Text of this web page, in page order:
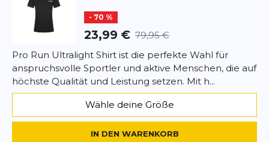
- 70 %
23,99 € 79,95 €
Pro Run Ultralight Shirt ist die perfekte Wahl für
anspruchsvolle Sportler und aktive Menschen, die auf
höchste Qualität und Leistung setzen. Mit h...
Wähle deine Größe
IN DEN WARENKORB